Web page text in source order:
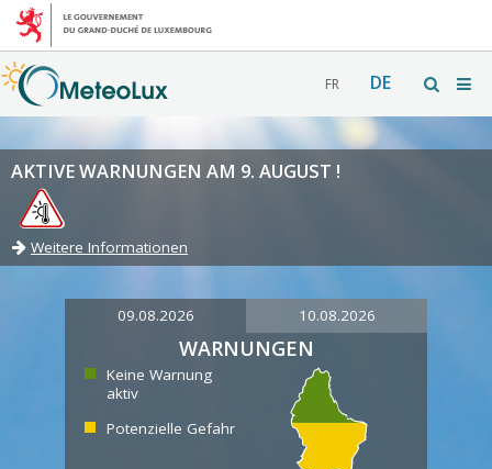
FR DE
AKTIVE WARNUNGEN AM 9. AUGUST !
Weitere Informationen
09.08.2026 10.08.2026
WARNUNGEN
Keine Warnung
aktiv
Potenzielle Gefahr